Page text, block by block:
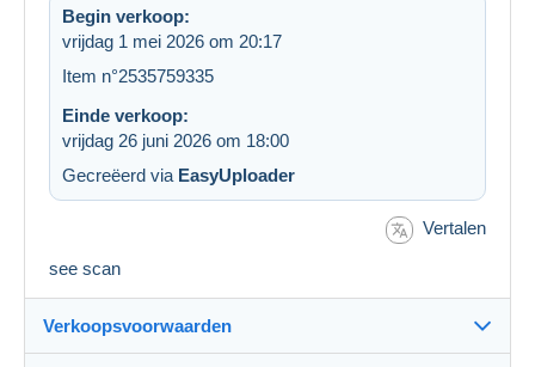
Begin verkoop:
vrijdag 1 mei 2026 om 20:17
Item n°2535759335
Einde verkoop:
vrijdag 26 juni 2026 om 18:00
Gecreëerd via EasyUploader
Vertalen
see scan
Verkoopsvoorwaarden